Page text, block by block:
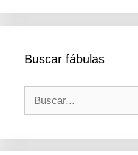
Buscar fábulas